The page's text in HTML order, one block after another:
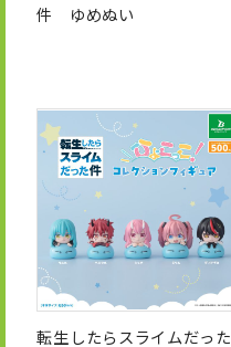
件 ゆめぬい
転生したらスライムだった